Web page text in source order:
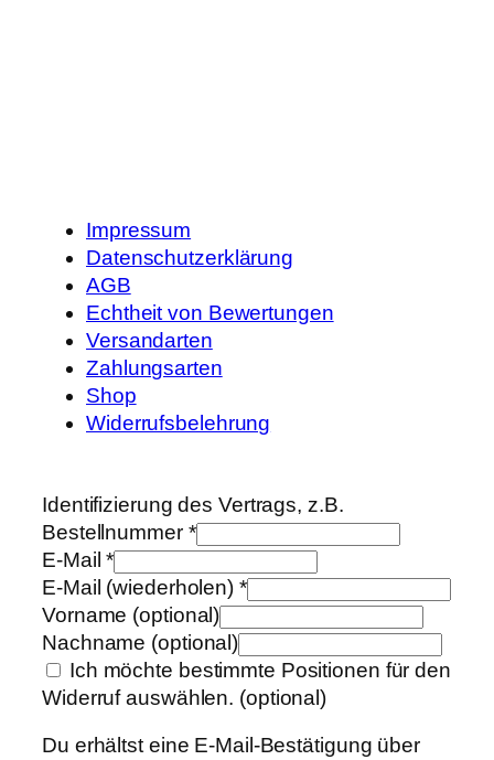
Impressum
Datenschutzerklärung
AGB
Echtheit von Bewertungen
Versandarten
Zahlungsarten
Shop
Widerrufsbelehrung
Identifizierung des Vertrags, z.B.
Bestellnummer *
E-Mail*
E-Mail (wiederholen) *
Vorname (optional)
Nachname (optional)
Ich möchte bestimmte Positionen für den
Widerruf auswählen. (optional)
Du erhältst eine E-Mail-Bestätigung über